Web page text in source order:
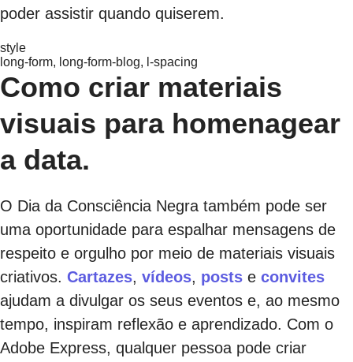
poder assistir quando quiserem.
style
long-form, long-form-blog, l-spacing
Como criar materiais
visuais para homenagear
a data.
O Dia da Consciência Negra também pode ser
uma oportunidade para espalhar mensagens de
respeito e orgulho por meio de materiais visuais
criativos. Cartazes, vídeos, posts e convites
ajudam a divulgar os seus eventos e, ao mesmo
tempo, inspiram reflexão e aprendizado. Com o
Adobe Express, qualquer pessoa pode criar